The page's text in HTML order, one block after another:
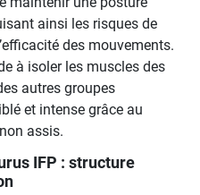
ainsi les risques de
des mouvements.
à isoler les muscles des
autres groupes
et intense grâce au
assis.
IFP : structure